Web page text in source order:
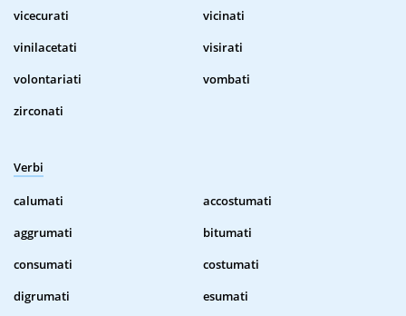
vicecurati
vicinati
vinilacetati
visirati
volontariati
vombati
zirconati
Verbi
calumati
accostumati
aggrumati
bitumati
consumati
costumati
digrumati
esumati